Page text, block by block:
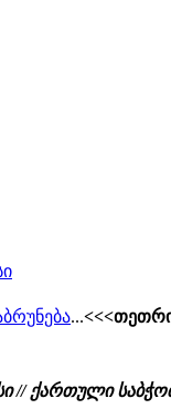
...
// ქართული